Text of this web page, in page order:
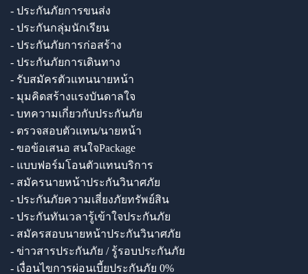
- ประกันภัยการขนส่ง
- ประกันกลุ่มนักเรียน
- ประกันภัยการก่อสร้าง
- ประกันภัยการเดินทาง
- รับสมัครตัวแทนนายหน้า
- มุมคิดสร้างแรงบันดาลใจ
- บทความเกี่ยวกับประกันภัย
- ตรวจสอบตัวแทน/นายหน้า
- ขอข้อเสนอ สนใจPackage
- แบบฟอร์มโอนตัวแทนบริการ
- สมัครนายหน้าประกันวินาศภัย
- ประกันภัยความเสี่ยงภัยทรัพย์สิน
- ประกันทันเวลารู้เข้าใจประกันภัย
- สมัครสอบนายหน้าประกันวินาศภัย
- ข่าวสารประกันภัย / รู้รอบประกันภัย
- เงื่อนไขการผ่อนเบี้ยประกันภัย 0%